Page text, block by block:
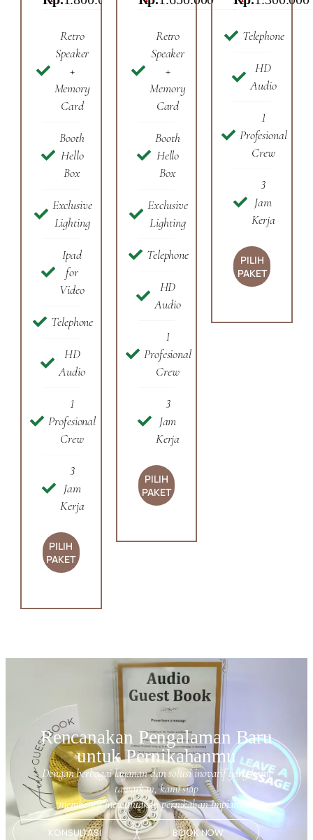
Retro
Speaker
+
Memory
Card
Booth
Hello
Box
Exclusive
Lighting
Ipad
for
Video
Telephone
HD
Audio
1
Profesional
Crew
3
Jam
Kerja
PILIH
PAKET
Retro
Speaker
+
Memory
Card
Booth
Hello
Box
Exclusive
Lighting
Telephone
HD
Audio
1
Profesional
Crew
3
Jam
Kerja
PILIH
PAKET
Telephone
HD
Audio
1
Profesional
Crew
3
Jam
Kerja
PILIH
PAKET
Rencanakan Pengalaman Baru
untuk Pernikahanmu
Dengan berbagai layanan dan solusi inovatif yang kami
tawarkan, kami siap
membantu mewujudkan pernikahan impianmu.
KONSULTASI BOOK NOW